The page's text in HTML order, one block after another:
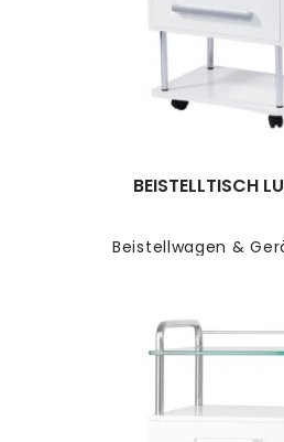
Beistellwagen &
BEISTELLTISCH